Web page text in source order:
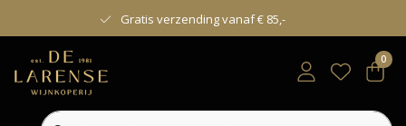
Gratis verzending vanaf € 85,-
0